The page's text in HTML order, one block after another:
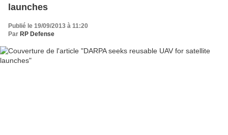
launches
Publié le 19/09/2013 à 11:20
Par RP Defense